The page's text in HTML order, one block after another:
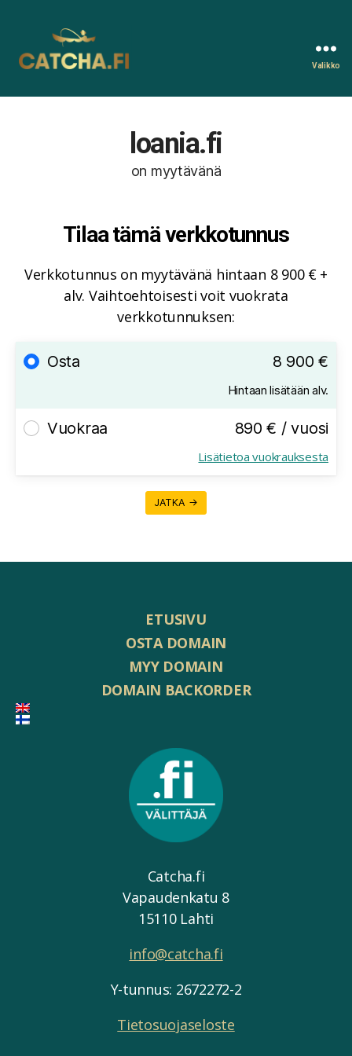
Valikko
loania.fi
on myytävänä
Tilaa tämä verkkotunnus
Verkkotunnus on myytävänä hintaan 8 900 € +
alv. Vaihtoehtoisesti voit vuokrata
verkkotunnuksen:
Osta 8 900 €
Hintaan lisätään alv.
Vuokraa 890 € / vuosi
Lisätietoa vuokrauksesta
JATKA →
ETUSIVU
OSTA DOMAIN
MYY DOMAIN
DOMAIN BACKORDER
Catcha.fi
Vapaudenkatu 8
15110 Lahti
info@catcha.fi
Y-tunnus: 2672272-2
Tietosuojaseloste